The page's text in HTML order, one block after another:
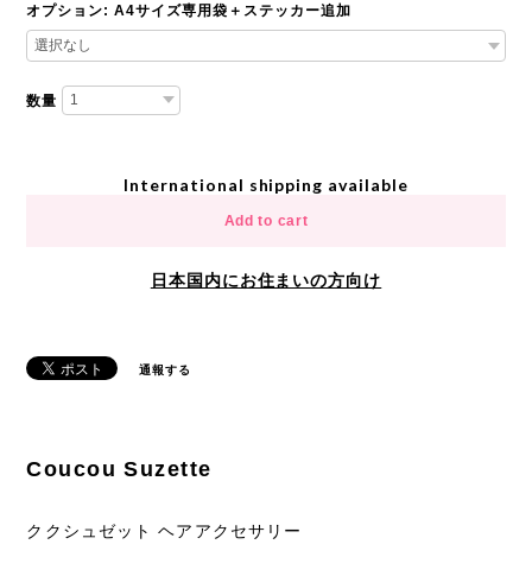
オプション: A4サイズ専用袋＋ステッカー追加
数量
International shipping available
Add to cart
日本国内にお住まいの方向け
通報する
Coucou Suzette
ククシュゼット ヘアアクセサリー